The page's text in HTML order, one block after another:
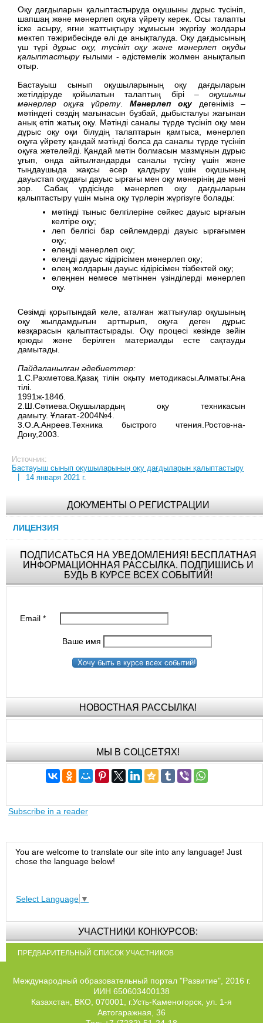
Оқу дағдыларын қалыптастыруда оқушыны дұрыс түсініп,
шапшаң және мәнерлеп оқуға үйрету керек. Осы талапты
іске асыру, яғни жаттықтыру жұмысын жүргізу жолдары
мектеп тәжірибесінде әлі де анықталуда. Оқу дағдысының
үш түрі дұрыс оқу, түсініп оқу және мәнерлеп оқуды
қалыптастыруғылыми - әдістемелік жолмен анықталып
отыр.
Бастауыш сынып оқушыларының оқу дағдыларын
жетілдіруде қойылатын талаптың бірі – оқушыны
мәнерлер оқуға үйрету. Мәнерлеп оқудегеніміз –
мәтіндегі сөздің мағынасын бұзбай, дыбысталуы жағынан
анық етіп жатық оқу. Мәтінді саналы түрде түсініп оқу мен
дұрыс оқу оқи білудің талаптарын қамтыса, мәнерлеп
оқуға үйрету қандай мәтінді болса да саналы түрде түсініп
оқуға жетелейді. Қандай мәтін болмасын мазмұнын дұрыс
ұғып, онда айтылғандарды саналы түсіну үшін және
тыңдаушыда жақсы әсер қалдыру үшін оқушының
дауыстап оқудағы дауыс ырғағы мен оқу мәнерінің де мәні
зор. Сабақ үрдісінде мәнерлеп оқу дағдыларын
қалыптастыру үшін мына оқу түрлерін жүргізуге болады:
мәтінді тыныс белгілеріне сәйкес дауыс ырғағын
келтіре оқу;
леп белгісі бар сөйлемдерді дауыс ырғағымен
оқу;
өлеңді мәнерлеп оқу;
өлеңді дауыс кідірісімен мәнерлеп оқу;
өлең жолдарын дауыс кідірісімен тізбектей оқу;
өлеңнен немесе мәтіннен үзінділерді мәнерлеп
оқу.
Сөзімді қорытындай келе, аталған жаттығулар оқушының
оқу жылдамдығын арттырып, оқуға деген дұрыс
көзқарасын қалыптастырады. Оқу процесі кезінде зейін
қоюды және берілген материалды есте сақтауды
дамытады.
Пайдаланылған әдебиеттер:
1.С.Рахметова.Қазақ тілін оқыту методикасы.Алматы:Ана
тілі.
1991ж-184б.
2.Ш.Сәтиева.Оқушылардың оқу техникасын
дамыту. Ұлағат.-2004№4.
3.О.А.Анреев.Техника быстрого чтения.Ростов-на-
Дону,2003.
Источник:
Бастауыш сынып оқушыларының оқу дағдыларын қалыптастыру
14 января 2021 г.
ДОКУМЕНТЫ О РЕГИСТРАЦИИ
ЛИЦЕНЗИЯ
ПОДПИСАТЬСЯ НА УВЕДОМЛЕНИЯ! БЕСПЛАТНАЯ
ИНФОРМАЦИОННАЯ РАССЫЛКА. ПОДПИШИСЬ И
БУДЬ В КУРСЕ ВСЕХ СОБЫТИЙ!
Email*
Ваше имя
Хочу быть в курсе всех событий!
НОВОСТНАЯ РАССЫЛКА!
МЫ В СОЦСЕТЯХ!
Subscribe in a reader
You are welcome to translate our site into any language! Just
chose the language below!
Select Language ▼
УЧАСТНИКИ КОНКУРСОВ:
ПРЕДВАРИТЕЛЬНЫЙ СПИСОК УЧАСТНИКОВ
Международный образовательный портал "Развитие", 2016 г.
ИИН 650603400138
Казахстан, ВКО, 070001, г.Усть-Каменогорск, ул. 1-я
Автогаражная, 36